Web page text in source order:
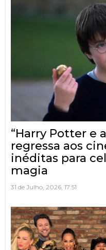
“Harry Potter e
regressa aos
inéditas para
magia
31 de Julho, 2026, 17:51